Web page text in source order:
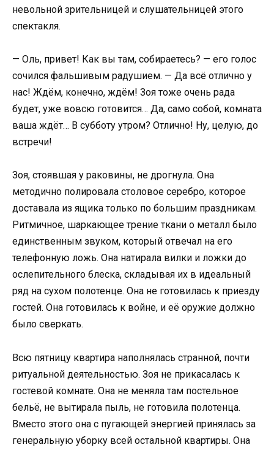
невольной зрительницей и слушательницей этого
спектакля.
— Оль, привет! Как вы там, собираетесь? — его голос
сочился фальшивым радушием. — Да всё отлично у
нас! Ждём, конечно, ждём! Зоя тоже очень рада
будет, уже вовсю готовится… Да, само собой, комната
ваша ждёт… В субботу утром? Отлично! Ну, целую, до
встречи!
Зоя, стоявшая у раковины, не дрогнула. Она
методично полировала столовое серебро, которое
доставала из ящика только по большим праздникам.
Ритмичное, шаркающее трение ткани о металл было
единственным звуком, который отвечал на его
телефонную ложь. Она натирала вилки и ложки до
ослепительного блеска, складывая их в идеальный
ряд на сухом полотенце. Она не готовилась к приезду
гостей. Она готовилась к войне, и её оружие должно
было сверкать.
Всю пятницу квартира наполнялась странной, почти
ритуальной деятельностью. Зоя не прикасалась к
гостевой комнате. Она не меняла там постельное
бельё, не вытирала пыль, не готовила полотенца.
Вместо этого она с пугающей энергией принялась за
генеральную уборку всей остальной квартиры. Она